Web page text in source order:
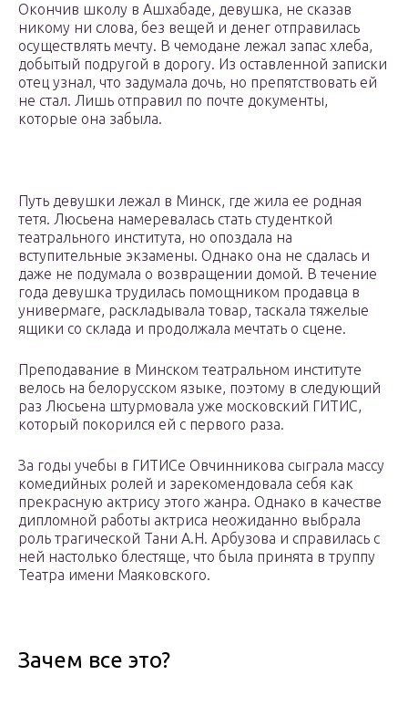
Окончив школу в Ашхабаде, девушка, не сказав
никому ни слова, без вещей и денег отправилась
осуществлять мечту. В чемодане лежал запас хлеба,
добытый подругой в дорогу. Из оставленной записки
отец узнал, что задумала дочь, но препятствовать ей
не стал. Лишь отправил по почте документы,
которые она забыла.
Путь девушки лежал в Минск, где жила ее родная
тетя. Люсьена намеревалась стать студенткой
театрального института, но опоздала на
вступительные экзамены. Однако она не сдалась и
даже не подумала о возвращении домой. В течение
года девушка трудилась помощником продавца в
универмаге, раскладывала товар, таскала тяжелые
ящики со склада и продолжала мечтать о сцене.
Преподавание в Минском театральном институте
велось на белорусском языке, поэтому в следующий
раз Люсьена штурмовала уже московский ГИТИС,
который покорился ей с первого раза.
За годы учебы в ГИТИСе Овчинникова сыграла массу
комедийных ролей и зарекомендовала себя как
прекрасную актрису этого жанра. Однако в качестве
дипломной работы актриса неожиданно выбрала
роль трагической Тани А.Н. Арбузова и справилась с
ней настолько блестяще, что была принята в труппу
Театра имени Маяковского.
Зачем все это?